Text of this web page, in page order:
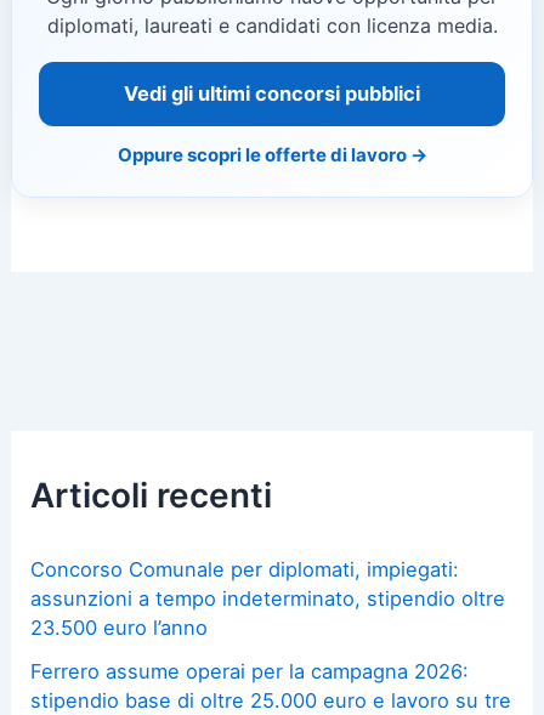
diplomati, laureati e candidati con licenza media.
Vedi gli ultimi concorsi pubblici
Oppure scopri le offerte di lavoro →
Articoli recenti
Concorso Comunale per diplomati, impiegati:
assunzioni a tempo indeterminato, stipendio oltre
23.500 euro l’anno
Ferrero assume operai per la campagna 2026:
stipendio base di oltre 25.000 euro e lavoro su tre